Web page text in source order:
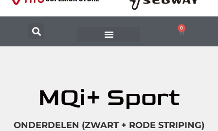
0
MQi+ Sport
ONDERDELEN (ZWART + RODE STRIPING)